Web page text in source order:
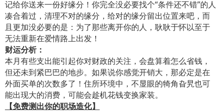
记给你送来一份好缘分！你完全没必要找个“条件还不错”的人
凑合着过，清理不对的缘分，给对的缘分留出位置来吧，而
且更加没必要的是：为了那些离开你的人，耿耿于怀以至于
无法重新在爱情路上出发！
财运分析：
本月有些支出能引起你对财政的关注，会盘算着怎么省钱，
但还未到紧巴巴的地步。如果说你感觉开销大，那必定是在
外面买单的次数多了！住所环境中，不显眼的犄角旮旯也可
能出现大的消费，可能会趁机花钱变换家装。
【免费测出你的职场造化】